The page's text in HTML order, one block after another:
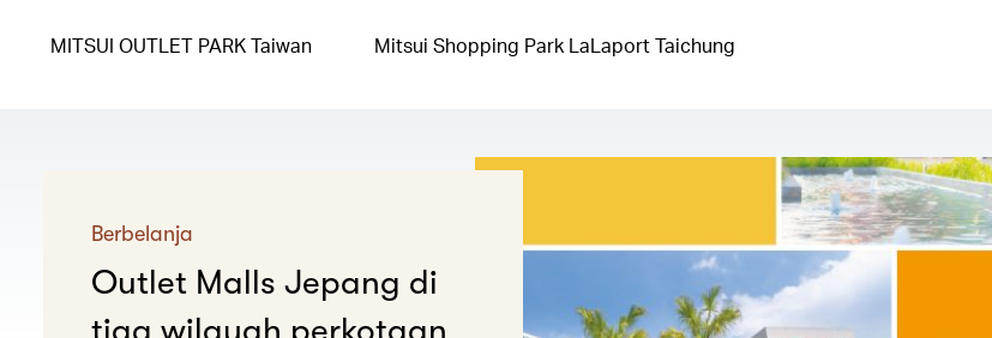
MITSUI OUTLET PARK Taiwan Mitsui Shopping Park LaLaport Taichung
Berbelanja
Outlet Malls Jepang di